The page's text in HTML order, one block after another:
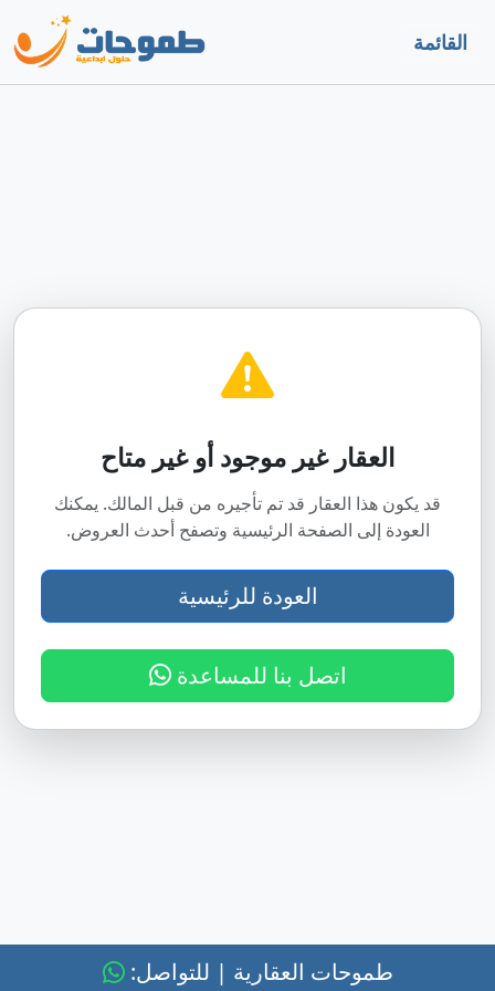
القائمة
العقار غير موجود أو غير متاح
قد يكون هذا العقار قد تم تأجيره من قبل المالك. يمكنك
العودة إلى الصفحة الرئيسية وتصفح أحدث العروض.
العودة للرئيسية
اتصل بنا للمساعدة
طموحات العقارية | للتواصل: